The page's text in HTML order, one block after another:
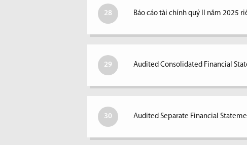
28 Báo cáo tài chính quý II năm 2025
29 Audited Consolidated Financial
30 Audited Separate Financial